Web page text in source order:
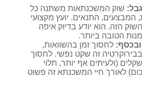
שוק המשכנתאות משתנה כל
המבצעים, התנאים. יועץ מקצועי
הזה. הוא יודע בדיוק איפה
הטובה ביותר.
ובכסף: לחסוך זמן בהשוואות,
זה שקט נפשי. לחסוך
(ולעיתים אף יותר, תלוי
לאורך חיי המשכנתא זה פשוט